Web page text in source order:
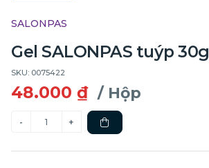
SALONPAS
Gel SALONPAS tuýp 30g
SKU: 0075422
48.000 ₫ / Hộp